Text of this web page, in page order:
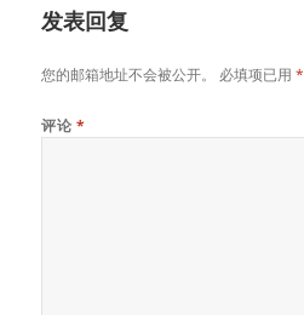
发表回复
您的邮箱地址不会被公开。 必填项已用*
评论 *